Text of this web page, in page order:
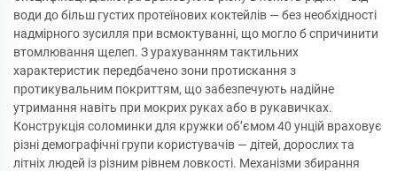
води до більш густих протеїнових коктейлів — без необхідності
надмірного зусилля при всмоктуванні, що могло б спричинити
втомлювання щелеп. З урахуванням тактильних
характеристик передбачено зони протискання з
протикувальним покриттям, що забезпечують надійне
утримання навіть при мокрих руках або в рукавичках.
Конструкція соломинки для кружки об’ємом 40 унцій враховує
різні демографічні групи користувачів — дітей, дорослих та
літніх людей із різним рівнем ловкості. Механізми збирання